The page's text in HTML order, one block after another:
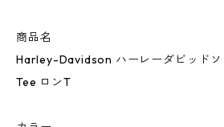
商品名
Harley-Davidson ハーレーダビッドソ
Tee ロンT